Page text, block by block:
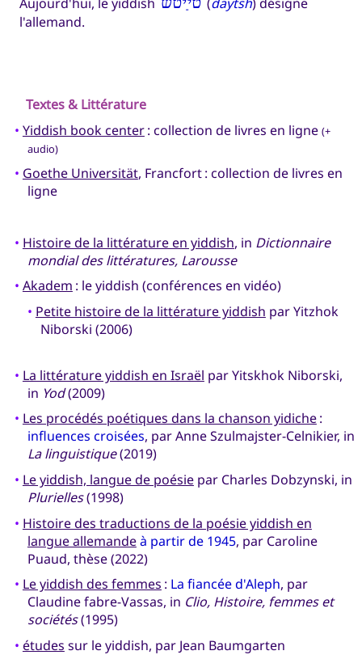
טײַטש
l'allemand.
Textes & Littérature
• Yiddish book center: collection de livres en ligne (+
audio)
• Goethe Universität, Francfort : collection de livres en
ligne
• Histoire de la littérature en yiddish, in Dictionnaire
mondial des littératures, Larousse
• Akadem : le yiddish (conférences en vidéo)
• Petite histoire de la littérature yiddish par Yitzhok
Niborski (2006)
• La littérature yiddish en Israël par Yitskhok Niborski,
in Yod(2009)
• Les procédés poétiques dans la chanson yidiche:
influences croisées, par Anne Szulmajster-Celnikier, in
La linguistique(2019)
• Le yiddish, langue de poésiepar Charles Dobzynski, in
Plurielles(1998)
• Histoire des traductions de la poésie yiddish en
langue allemandeà partir de 1945, par Caroline
Puaud, thèse (2022)
• Le yiddish des femmes : La fiancée d'Aleph, par
Claudine fabre-Vassas, in Clio, Histoire, femmes et
sociétés(1995)
• études sur le yiddish, par Jean Baumgarten